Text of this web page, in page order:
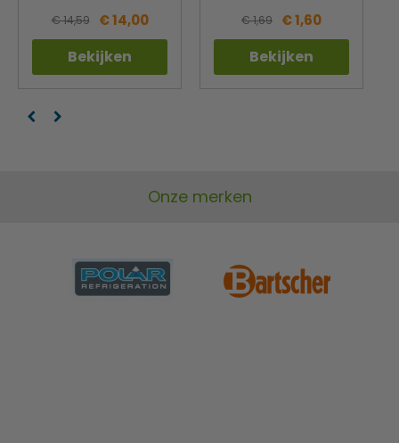
€ 14,59 € 14,00
Bekijken
€ 1,69 € 1,60
Bekijken
Onze merken